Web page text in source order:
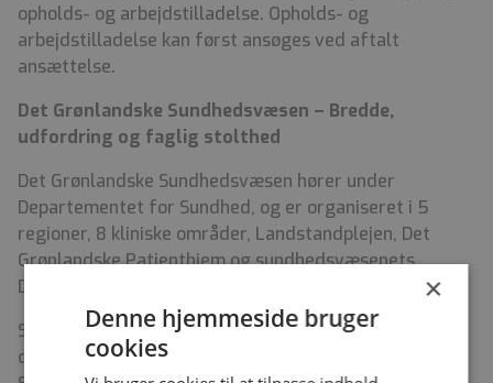
opholds- og arbejdstilladelse. Opholds- og
arbejdstilladelse kan først ansøges ved aftalt
ansættelse.
Det Grønlandske Sundhedsvæsen – Bredde,
udfordring og faglig stolthed
Det Grønlandske Sundhedsvæsen hører under
Departementet for Sundhed, og er organiseret i 5
regioner, 8 kliniske områder, Landstandplejen, Det
Grønlandske Patienthjem og sundhedsvæsenets
Driftsområde.
Søger du faglige udfordringer, er du nysgerrig og kan
du lide at arbejde bredt, så er et job i Det Grønlandske
×
Denne hjemmeside bruger
cookies